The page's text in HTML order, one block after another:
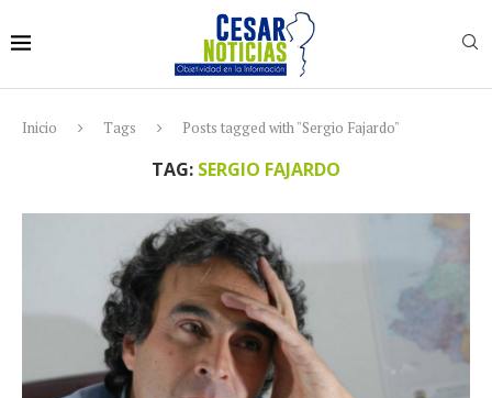
Inicio Tags Posts tagged with "Sergio Fajardo"
TAG: SERGIO FAJARDO